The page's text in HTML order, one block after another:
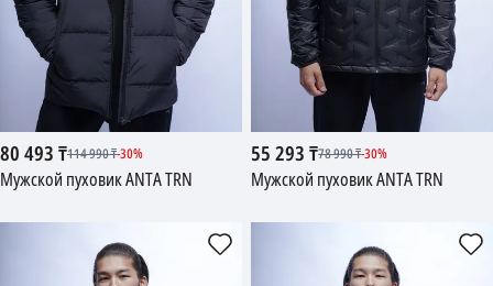
80 493₸114 990₸-30%
Мужской пуховик ANTA TRN
55 293₸78 990₸-30%
Мужской пуховик ANTA TRN